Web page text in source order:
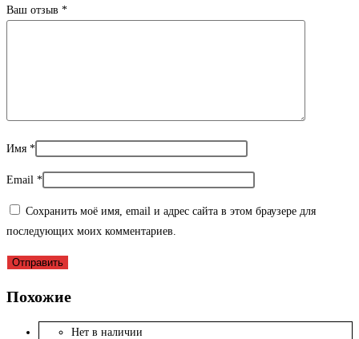
Ваш отзыв *
Имя *
Email *
Сохранить моё имя, email и адрес сайта в этом браузере для
последующих моих комментариев.
Похожие
Нет в наличии